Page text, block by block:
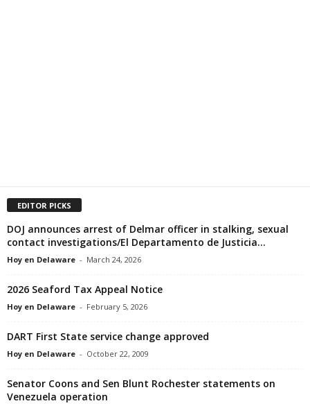
EDITOR PICKS
DOJ announces arrest of Delmar officer in stalking, sexual
contact investigations/El Departamento de Justicia...
Hoy en Delaware - March 24, 2026
2026 Seaford Tax Appeal Notice
Hoy en Delaware - February 5, 2026
DART First State service change approved
Hoy en Delaware - October 22, 2009
Senator Coons and Sen Blunt Rochester statements on
Venezuela operation